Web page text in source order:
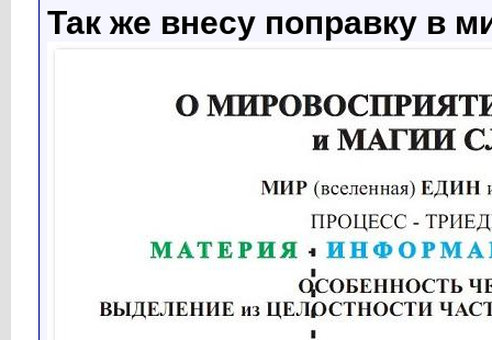
Так же внесу поправку в